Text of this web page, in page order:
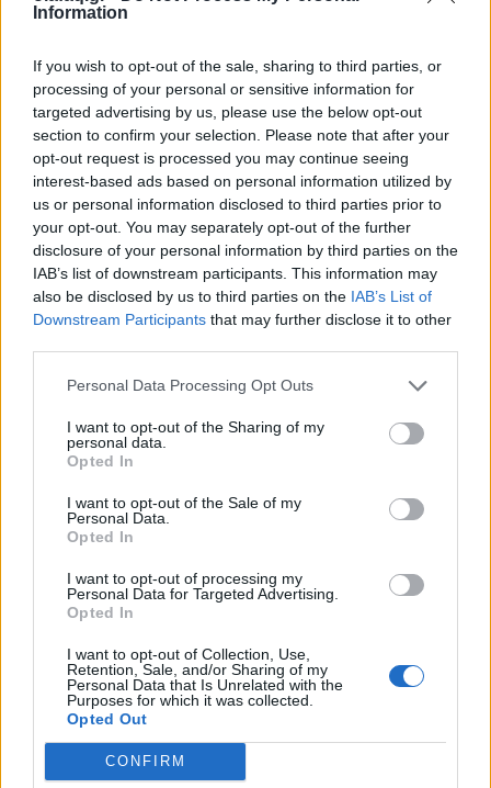
Information
If you wish to opt-out of the sale, sharing to third parties, or
processing of your personal or sensitive information for
targeted advertising by us, please use the below opt-out
section to confirm your selection. Please note that after your
opt-out request is processed you may continue seeing
interest-based ads based on personal information utilized by
us or personal information disclosed to third parties prior to
your opt-out. You may separately opt-out of the further
disclosure of your personal information by third parties on the
IAB’s list of downstream participants. This information may
also be disclosed by us to third parties on the IAB’s List of
Downstream Participants that may further disclose it to other
Personal Data Processing Opt Outs
I want to opt-out of the Sharing of my
personal data.
Opted In
I want to opt-out of the Sale of my
Personal Data.
Opted In
I want to opt-out of processing my
Personal Data for Targeted Advertising.
Opted In
I want to opt-out of Collection, Use,
Retention, Sale, and/or Sharing of my
Personal Data that Is Unrelated with the
Purposes for which it was collected.
Opted Out
CONFIRM
αγκαλιάσαμε τα chatbots σαν νέους σωτήρες. Μόνο που αυτά
δεν θα μας σώσουν ποτέ, απλώς παριστάνουν ότι το κάνουν.
OlaF@cked
Χιλιάδες ρομπότ με “μορφή γάτας”
σερβίρουν στα εστιατόρια της Ιαπωνίας
12.03.25
Καθώς η Ιαπωνία αντιμετωπίζει έλλειψη εργατικού δυναμικού,
η αγορά ρομπότ εξυπηρέτησης αναμένεται να τριπλασιαστεί
μέσα στα επόμενα πέντε χρόνια.